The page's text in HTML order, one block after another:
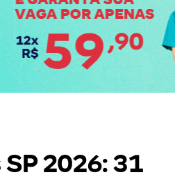
2026: 31